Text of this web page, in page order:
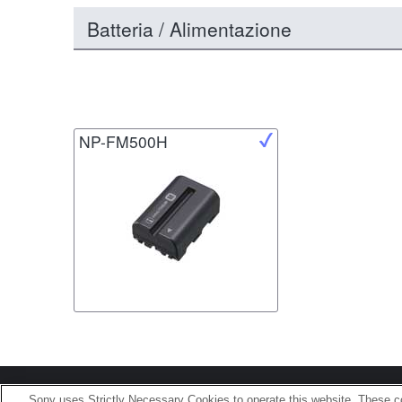
Batteria / Alimentazione
NP-FM500H